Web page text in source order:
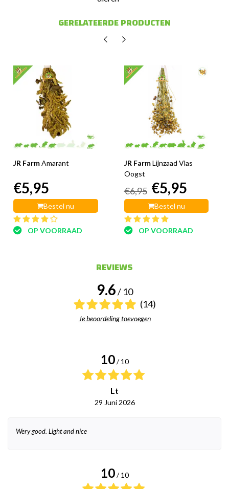
GERELATEERDE PRODUCTEN
JR FarmAmarant
€5,95
Bestel nu
OP VOORRAAD
JR Farm Lijnzaad Vlas
Oogst
€6,95 €5,95
Bestel nu
OP VOORRAAD
REVIEWS
9.6/ 10
(14)
Je beoordeling toevoegen
10 / 10
Lt
29 Juni 2026
Wery good. Light and nice
10 / 10